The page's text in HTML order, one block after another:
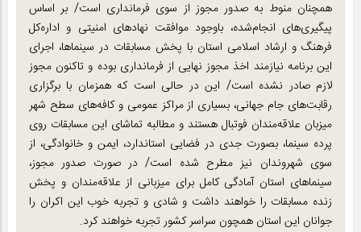
همچنان منوط به صدور مجوز از سوی فرمانداری است/ بر اساس
پیگیری‌های انجام‌شده، باوجود موافقت نهادهای امنیتی و اداره‌کل
فرهنگ و ارشاد اسلامی استان با پخش مسابقات در سینماها، اجرای
این برنامه نیازمند اخذ مجوز نهایی از فرمانداری بوده و تاکنون مجوز
لازم صادر نشده است/ این در حالی است که همزمان با برگزاری
رقابت‌های جام جهانی، بسیاری از مراکز عمومی و کافه‌های سطح شهر
میزبان علاقه‌مندان فوتبال هستند و مطالبه تماشای این مسابقات روی
پرده سینما، بصورت جدی در فضایی استاندارد، ایمن و خانوادگی، از
سوی شهروندان نیز مطرح شده است/ در صورت صدور مجوز،
سینماهای استان آمادگی کامل برای میزبانی از علاقه‌مندان و پخش
زنده مسابقات را خواهند داشت و شادی و تجربه خوب این اکران را
جوانان این استان همچون سراسر کشور تجربه خواهند کرد.